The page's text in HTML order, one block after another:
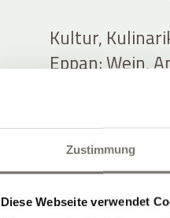
Zustimmung
Diese Webseite verwendet
Kultur,
Eppan: Wein,
UNSERE